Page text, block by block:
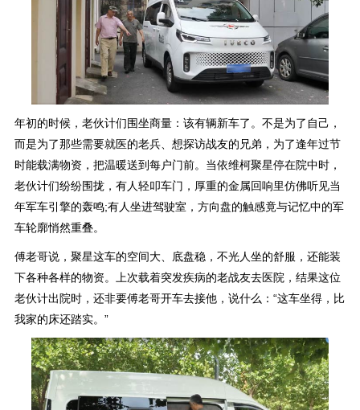
年初的时候，老伙计们围坐商量：该有辆新车了。不是为了自己，
而是为了那些需要就医的老兵、想探访战友的兄弟，为了逢年过节
时能载满物资，把温暖送到每户门前。当依维柯聚星停在院中时，
老伙计们纷纷围拢，有人轻叩车门，厚重的金属回响里仿佛听见当
年军车引擎的轰鸣;有人坐进驾驶室，方向盘的触感竟与记忆中的军
车轮廓悄然重叠。
傅老哥说，聚星这车的空间大、底盘稳，不光人坐的舒服，还能装
下各种各样的物资。上次载着突发疾病的老战友去医院，结果这位
老伙计出院时，还非要傅老哥开车去接他，说什么：“这车坐得，比
我家的床还踏实。”